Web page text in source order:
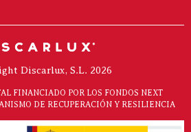
Discarlux, S.L. 2026
FINANCIADO POR LOS FONDOS NEXT
DE RECUPERACIÓN Y RESILIENCIA